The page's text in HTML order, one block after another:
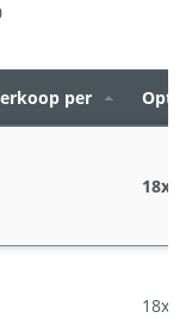
per